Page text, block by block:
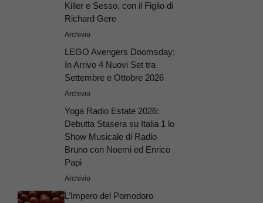
Killer e Sesso, con il Figlio di
Richard Gere
Archivio
LEGO Avengers Doomsday:
In Arrivo 4 Nuovi Set tra
Settembre e Ottobre 2026
Archivio
Yoga Radio Estate 2026:
Debutta Stasera su Italia 1 lo
Show Musicale di Radio
Bruno con Noemi ed Enrico
Papi
Archivio
L’Impero del Pomodoro